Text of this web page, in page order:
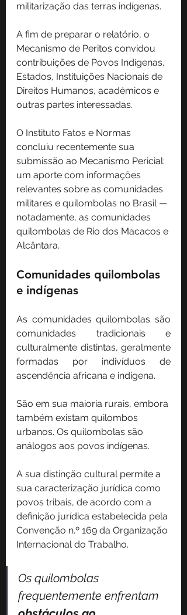
militarização das terras indígenas.
A fim de preparar o relatório, o
Mecanismo de Peritos convidou
contribuições de Povos Indígenas,
Estados, Instituições Nacionais de
Direitos Humanos, académicos e
outras partes interessadas.
O Instituto Fatos e Normas
concluiu recentemente sua
submissão ao Mecanismo Pericial:
um aporte com informações
relevantes sobre as comunidades
militares e quilombolas no Brasil —
notadamente, as comunidades
quilombolas de Rio dos Macacos e
Alcântara.
Comunidades quilombolas
e indígenas
As comunidades quilombolas são
comunidades tradicionais e
culturalmente distintas, geralmente
formadas por indivíduos de
ascendência africana e indígena.
São em sua maioria rurais, embora
também existam quilombos
urbanos. Os quilombolas são
análogos aos povos indígenas.
A sua distinção cultural permite a
sua caracterização jurídica como
povos tribais, de acordo com a
definição jurídica estabelecida pela
Convenção n.º 169 da Organização
Internacional do Trabalho.
Os quilombolas
frequentemente enfrentam